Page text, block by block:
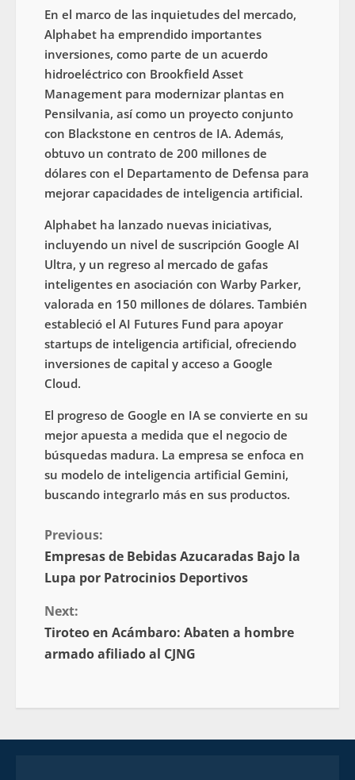
En el marco de las inquietudes del mercado,
Alphabet ha emprendido importantes
inversiones, como parte de un acuerdo
hidroeléctrico con Brookfield Asset
Management para modernizar plantas en
Pensilvania, así como un proyecto conjunto
con Blackstone en centros de IA. Además,
obtuvo un contrato de 200 millones de
dólares con el Departamento de Defensa para
mejorar capacidades de inteligencia artificial.
Alphabet ha lanzado nuevas iniciativas,
incluyendo un nivel de suscripción Google AI
Ultra, y un regreso al mercado de gafas
inteligentes en asociación con Warby Parker,
valorada en 150 millones de dólares. También
estableció el AI Futures Fund para apoyar
startups de inteligencia artificial, ofreciendo
inversiones de capital y acceso a Google
Cloud.
El progreso de Google en IA se convierte en su
mejor apuesta a medida que el negocio de
búsquedas madura. La empresa se enfoca en
su modelo de inteligencia artificial Gemini,
buscando integrarlo más en sus productos.
Previous:
Empresas de Bebidas Azucaradas Bajo la
Lupa por Patrocinios Deportivos
Next:
Tiroteo en Acámbaro: Abaten a hombre
armado afiliado al CJNG